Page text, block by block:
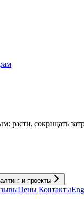
расти, cокращать
и проекты
Цены Контакты